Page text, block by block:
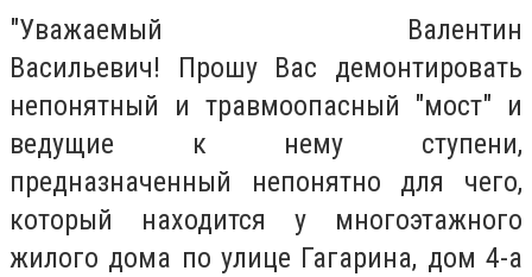
"Уважаемый Валентин
Васильевич! Прошу Вас демонтировать
непонятный и травмоопасный "мост" и
ведущие к нему ступени,
предназначенный непонятно для чего,
который находится у многоэтажного
жилого дома по улице Гагарина, дом 4-а